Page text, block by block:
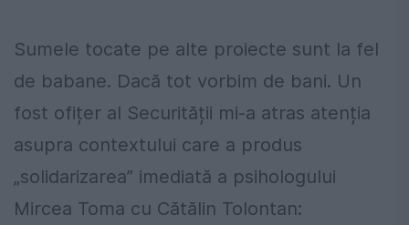
Sumele tocate pe alte proiecte sunt la fel
de babane. Dacă tot vorbim de bani. Un
fost ofițer al Securității mi-a atras atenția
asupra contextului care a produs
„solidarizarea” imediată a psihologului
Mircea Toma cu Cătălin Tolontan: